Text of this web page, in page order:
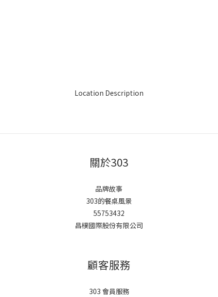
Location Description
關於303
品牌故事
303的餐桌風景
55753432
昌樸國際股份有限公司
顧客服務
303 會員服務